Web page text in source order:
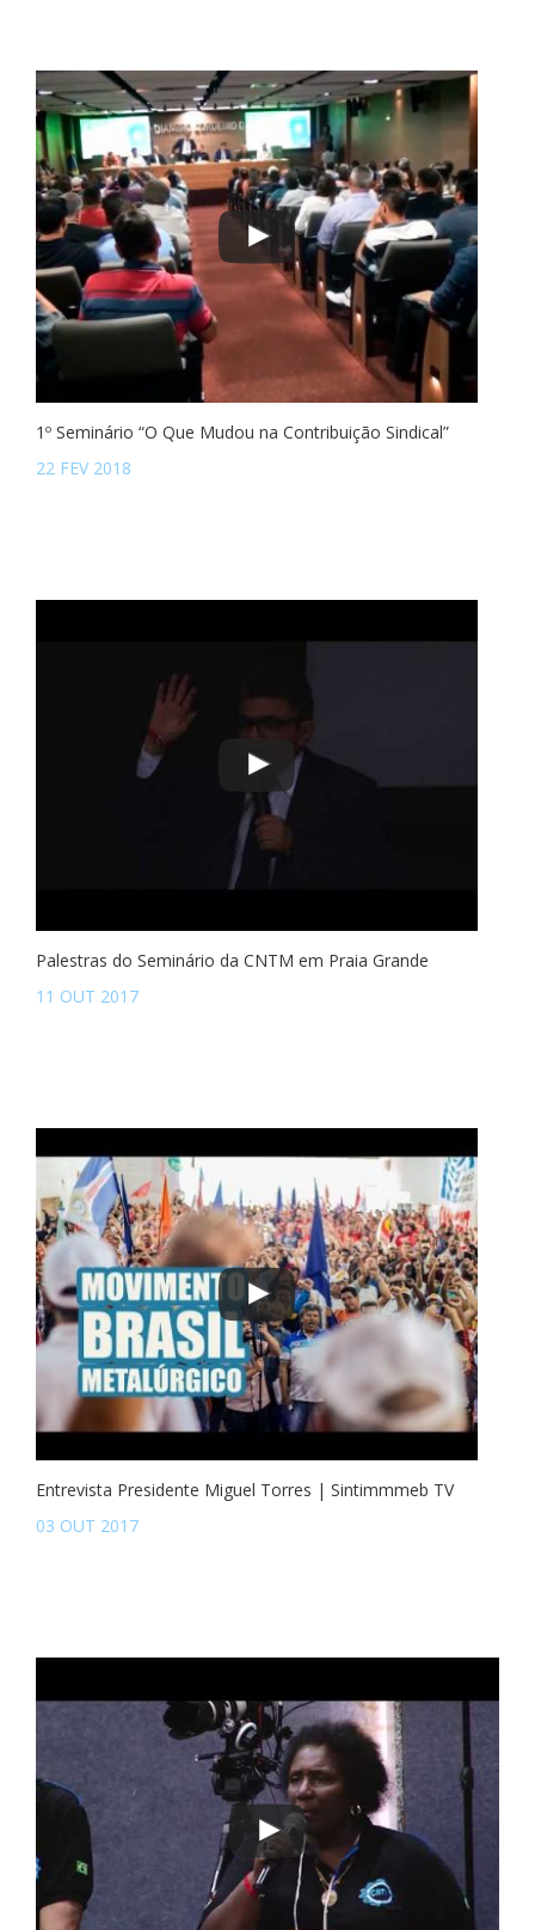
1º Seminário “O Que Mudou na Contribuição Sindical”
22 FEV 2018
Palestras do Seminário da CNTM em Praia Grande
11 OUT 2017
Entrevista Presidente Miguel Torres | Sintimmmeb TV
03 OUT 2017